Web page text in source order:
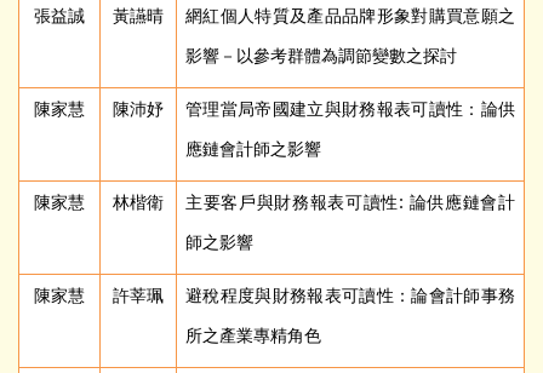
張益誠 黃讌晴
網紅個人特質及產品品牌形象對購買意願之
影響－以參考群體為調節變數之探討
陳家慧 陳沛妤
管理當局帝國建立與財務報表可讀性：論供
應鏈會計師之影響
陳家慧 林楷衛
主要客戶與財務報表可讀性: 論供應鏈會計
師之影響
陳家慧 許莘珮
避稅程度與財務報表可讀性：論會計師事務
所之產業專精角色